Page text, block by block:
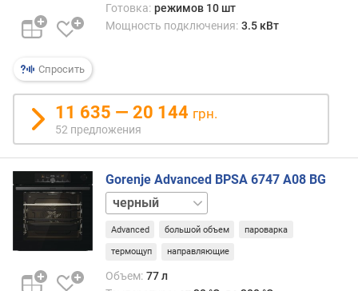
п
е
а
р
(
°
C
)
м
а
к
Спросить
Готовка: режимов 10 шт
Мощность подключения: 3.5 кВт
11 635 — 20 144 грн.
52 предложения
Gorenje Advanced BPSA 6747 A08 BG
белый
нержавейка
Advanced большой объем пароварка
термощуп направляющие
Объем: 77 л